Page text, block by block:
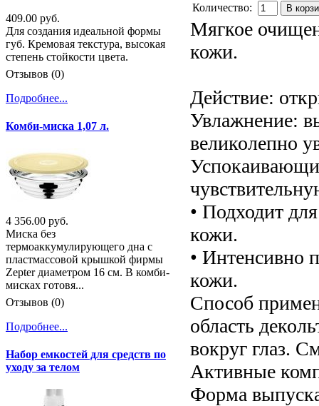
Количество: В
Мягкое
кожи.
Действие:
Увлажнение:
великолепно
• Подходит
кожи.
• Интенсивно
кожи.
Способ
область
вокруг глаз.
Активные
Форма
409.00 руб.
Для создания идеальной формы
губ. Кремовая текстура, высокая
степень стойкости цвета.
Отзывов (0)
Подробнее...
Комби-миска 1,07 л.
4 356.00 руб.
Миска без
термоаккумулирующего дна с
пластмассовой крышкой фирмы
Zepter диаметром 16 см. В комби-
мисках готовя...
Отзывов (0)
Подробнее...
Набор емкостей для средств по
уходу за телом